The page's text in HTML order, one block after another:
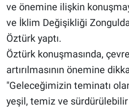
ve önemine ilişkin
ve İklim Değişikliği
Öztürk yaptı.
Öztürk konuşmasında,
artırılmasının önemine
"Geleceğimizin teminatı
yeşil, temiz ve